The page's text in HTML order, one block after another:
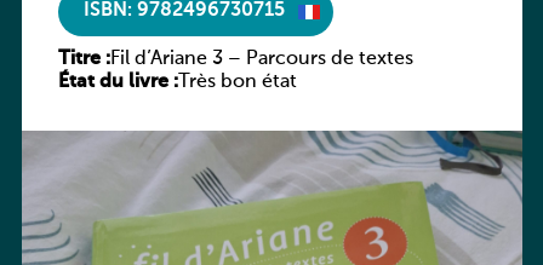
ISBN: 9782496730715
Titre :Fil d’Ariane 3 – Parcours de textes
État du livre :Très bon état